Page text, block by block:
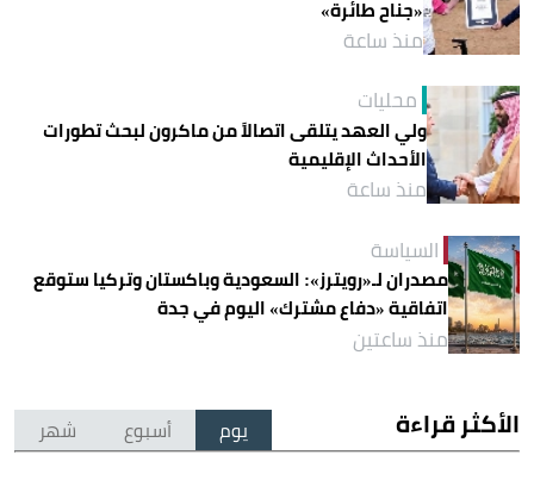
«جناح طائرة»
منذ ساعة
محليات
ولي العهد يتلقى اتصالاً من ماكرون لبحث تطورات
الأحداث الإقليمية
منذ ساعة
السياسة
مصدران لـ«رويترز»: السعودية وباكستان وتركيا ستوقع
اتفاقية «دفاع مشترك» اليوم في جدة
منذ ساعتين
الأكثر قراءة يوم أسبوع شهر